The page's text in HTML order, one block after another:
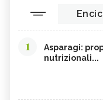
1
Asparagi:
nutrizionali...